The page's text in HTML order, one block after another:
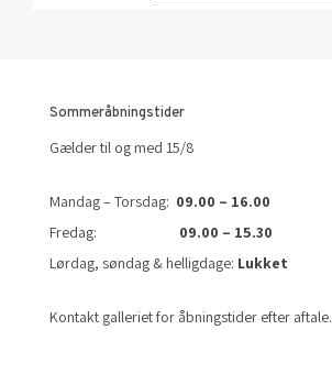
Sommeråbningstider
Gælder til og med 15/8
Mandag – Torsdag: 09.00 – 16.00
Fredag: 09.00 – 15.30
Lørdag, søndag & helligdage: Lukket
Kontakt galleriet for åbningstider efter aftale.